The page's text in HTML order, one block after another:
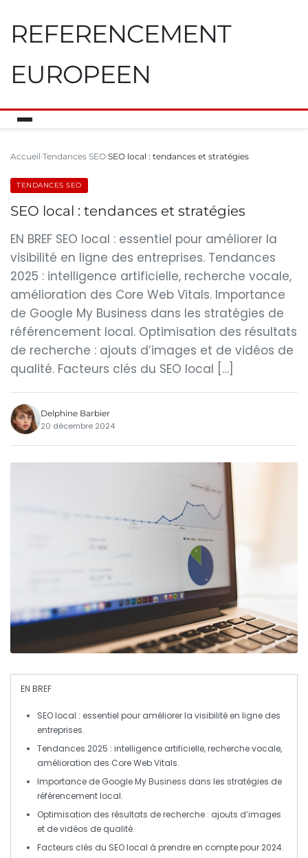
REFERENCEMENT
EUROPEEN
Accueil Tendances SEO SEO local : tendances et stratégies
TENDANCES SEO
SEO local : tendances et stratégies
EN BREF SEO local : essentiel pour améliorer la
visibilité en ligne des entreprises. Tendances
2025 : intelligence artificielle, recherche vocale,
amélioration des Core Web Vitals. Importance
de Google My Business dans les stratégies de
référencement local. Optimisation des résultats
de recherche : ajouts d’images et de vidéos de
qualité. Facteurs clés du SEO local […]
Delphine Barbier
20 décembre 2024
EN BREF
SEO local : essentiel pour améliorer la visibilité en ligne des
entreprises.
Tendances 2025 : intelligence artificielle,recherche vocale,
amélioration des Core Web Vitals.
Importance de Google My Business dans les stratégies de
référencement local.
Optimisation des résultats de recherche : ajouts d’images
et devidéos de qualité.
Facteurs clés du SEO local à prendre en compte pour 2024.